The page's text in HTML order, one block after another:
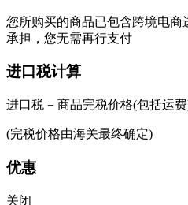
您所购买的商品已包含跨境电
承担，您无需再行支付
进口税计算
进口税 = 商品完税价格(包括运
(完税价格由海关最终确定)
优惠
关闭